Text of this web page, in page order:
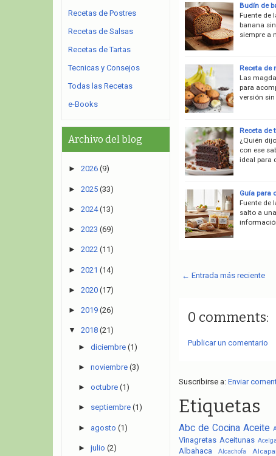
Budín de
Fuente de
banana
siempre a
Receta de
Las
para
versión sin
Receta de
¿Quién
con ese
ideal para
Guía para
Fuente de
salto a
← Entrada más reciente
0 comments:
Publicar un comentario
Suscribirse a: Enviar
Etiquetas
Abc de Cocina Aceite
Vinagretas Aceitunas Acelga
Albahaca Alcachofa
Recetas de Postres
Recetas de Salsas
Recetas de Tartas
Tecnicas y Consejos
Todas las Recetas
e-Books
Archivo del blog
► 2026 (9)
► 2025 (33)
► 2024 (13)
► 2023 (69)
► 2022 (11)
► 2021 (14)
► 2020 (17)
► 2019 (26)
▼ 2018 (21)
► diciembre (1)
► noviembre (3)
► octubre (1)
► septiembre (1)
► agosto (1)
► julio (2)